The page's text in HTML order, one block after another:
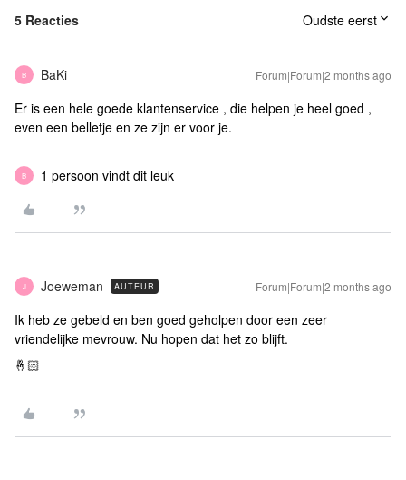
5 Reacties Oudste eerst
B BaKi Forum|Forum|2 months ago
Er is een hele goede klantenservice , die helpen je heel goed ,
even een belletje en ze zijn er voor je.
B 1 persoon vindt dit leuk
J Joeweman AUTEUR Forum|Forum|2 months ago
Ik heb ze gebeld en ben goed geholpen door een zeer
vriendelijke mevrouw. Nu hopen dat het zo blijft.
🤞🏻